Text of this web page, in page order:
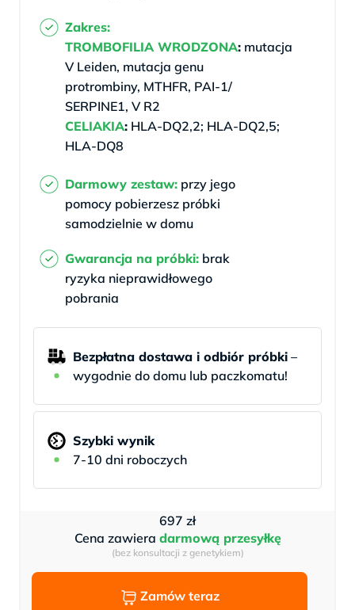
Zakres:
TROMBOFILIA WRODZONA: mutacja
V Leiden, mutacja genu
protrombiny, MTHFR, PAI-1/
SERPINE1, V R2
CELIAKIA: HLA-DQ2,2; HLA-DQ2,5;
HLA-DQ8
Darmowy zestaw: przy jego
pomocy pobierzesz próbki
samodzielnie w domu
Gwarancja na próbki: brak
ryzyka nieprawidłowego
pobrania
Bezpłatna dostawa i odbiór próbki –
wygodnie do domu lub paczkomatu!
Szybki wynik
7-10 dni roboczych
697 zł
Cena zawiera darmową przesyłkę
(bez konsultacji z genetykiem)
Zamów teraz